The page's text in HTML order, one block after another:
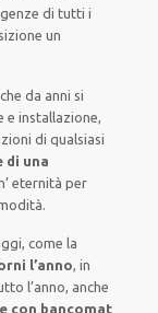
di tutti i
un
che da anni si
e installazione,
di qualsiasi
di una
eternità per
.
come la
l’anno, in
l’anno, anche
con bancomat